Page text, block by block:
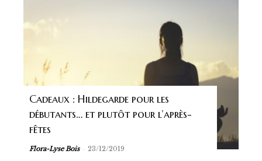
Cadeaux : Hildegarde pour les
débutants… et plutôt pour l’après-
fêtes
Flora-Lyse Bois - 23/12/2019